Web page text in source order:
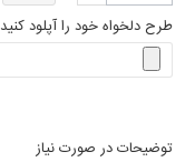
طرح دلخواه خود را آپلود کنید
توضیحات در صورت نیاز